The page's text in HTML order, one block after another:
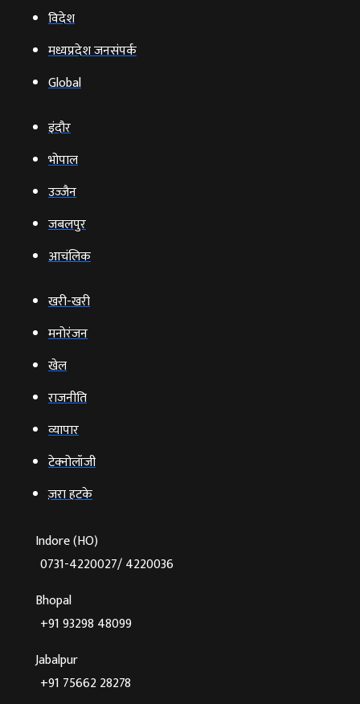
विदेश
मध्यप्रदेश जनसंपर्क
Global
इंदौर
भोपाल
उज्‍जैन
जबलपुर
आचंलिक
खरी-खरी
मनोरंजन
खेल
राजनीति
व्‍यापार
टेक्‍नोलॉजी
ज़रा हटके
Indore (HO)
0731-4220027/ 4220036
Bhopal
+91 93298 48099
Jabalpur
+91 75662 28278